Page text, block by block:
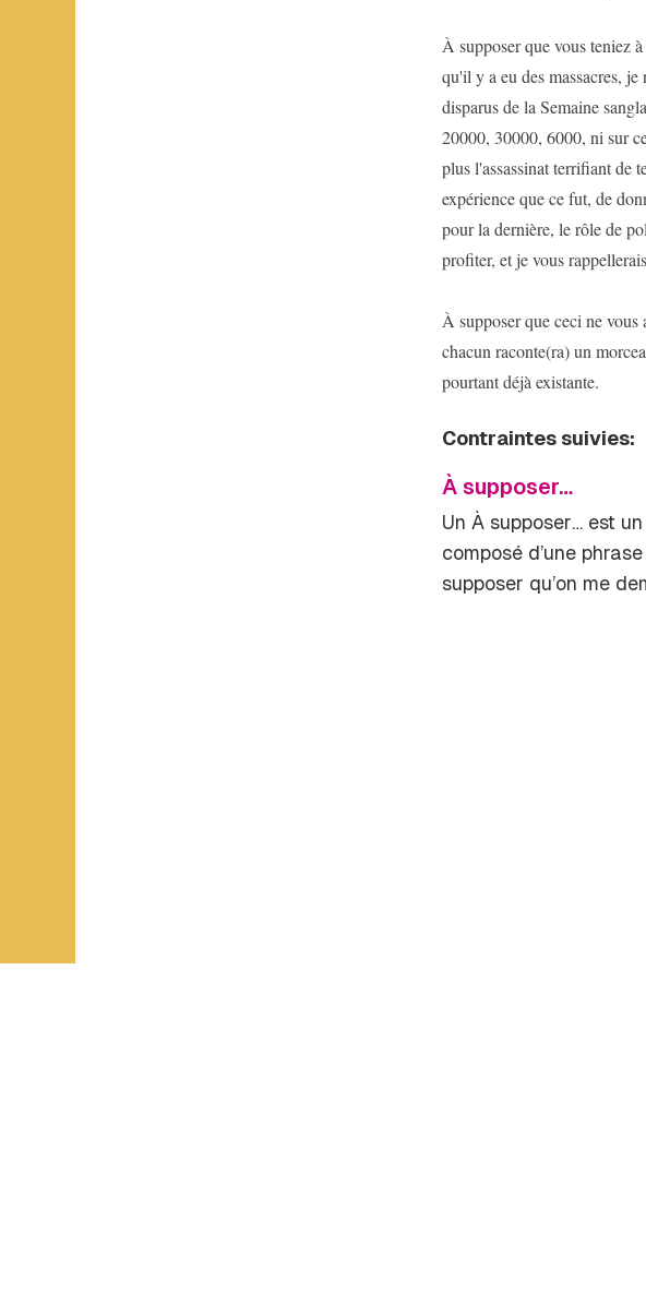
À supposer que vous teniez
qu'il y a eu des massacres,
disparus de la Semaine
20000, 30000, 6000, ni sur
plus l'assassinat terrifiant de
expérience que ce fut, de
pour la dernière, le rôle de
profiter, et je vous
À supposer que ceci ne vous
chacun raconte(ra) un
pourtant déjà existante.
Contraintes suivies:
À supposer…
Un À supposer… est
composé d’une
supposer qu’on me